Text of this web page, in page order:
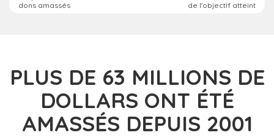
dons amassés de l'objectif atteint
PLUS DE 63 MILLIONS DE
DOLLARS ONT ÉTÉ
AMASSÉS DEPUIS 2001